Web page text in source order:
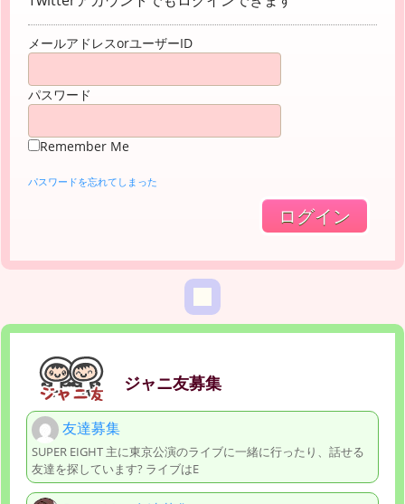
メールアドレスorユーザーID
パスワード
Remember Me
パスワードを忘れてしまった
ジャニ友募集
友達募集
SUPER EIGHT 主に東京公演のライブに一緒に行ったり、話せる
友達を探しています? ライブはE